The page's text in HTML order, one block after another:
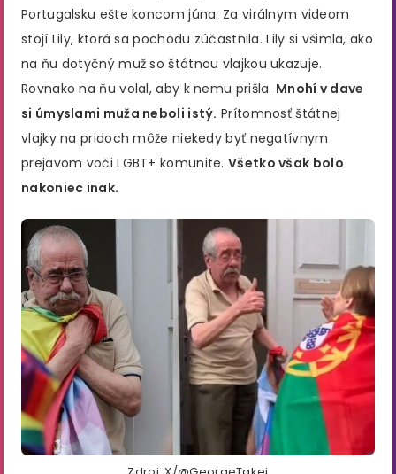
Portugalsku ešte koncom júna. Za virálnym videom
stojí Lily, ktorá sa pochodu zúčastnila. Lily si všimla, ako
na ňu dotyčný muž so štátnou vlajkou ukazuje.
Rovnako na ňu volal, aby k nemu prišla. Mnohí v dave
si úmyslami muža neboli istý. Prítomnosť štátnej
vlajky na pridoch môže niekedy byť negatívnym
prejavom voči LGBT+ komunite. Všetko však bolo
nakoniec inak.